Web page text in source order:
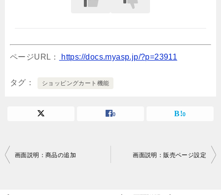
ページURL： https://docs.myasp.jp/?p=23911
タグ ショッピングカート機能
0 0
投
画面説明：商品の追加 画面説明：販売ページ設定